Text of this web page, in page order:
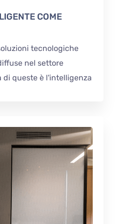
COME
tecnologiche
nel settore
di queste è l'intelligenza